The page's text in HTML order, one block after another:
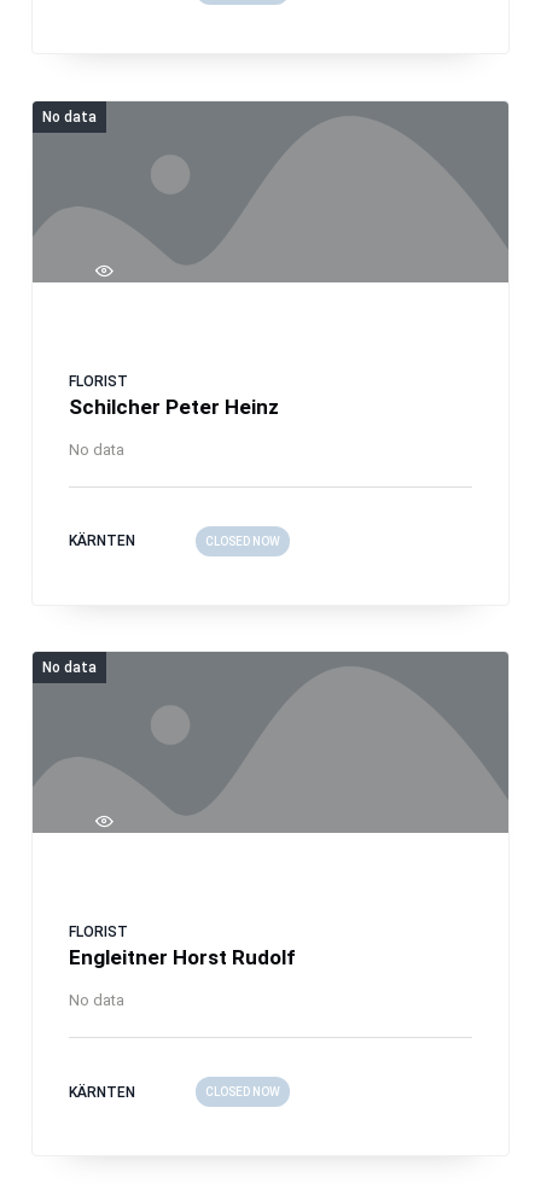
No data
FLORIST
Schilcher Peter Heinz
No data
KÄRNTEN CLOSED NOW
No data
FLORIST
Engleitner Horst Rudolf
No data
KÄRNTEN CLOSED NOW